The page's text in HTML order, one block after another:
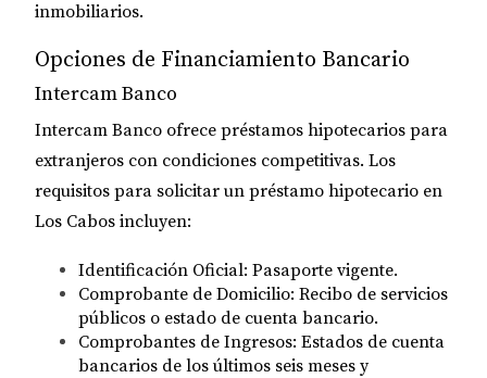
inmobiliarios.
Opciones de Financiamiento Bancario
Intercam Banco
Intercam Banco ofrece préstamos hipotecarios para
extranjeros con condiciones competitivas. Los
requisitos para solicitar un préstamo hipotecario en
Los Cabos incluyen:
Identificación Oficial: Pasaporte vigente.
Comprobante de Domicilio: Recibo de servicios
públicos o estado de cuenta bancario.
Comprobantes de Ingresos: Estados de cuenta
bancarios de los últimos seis meses y